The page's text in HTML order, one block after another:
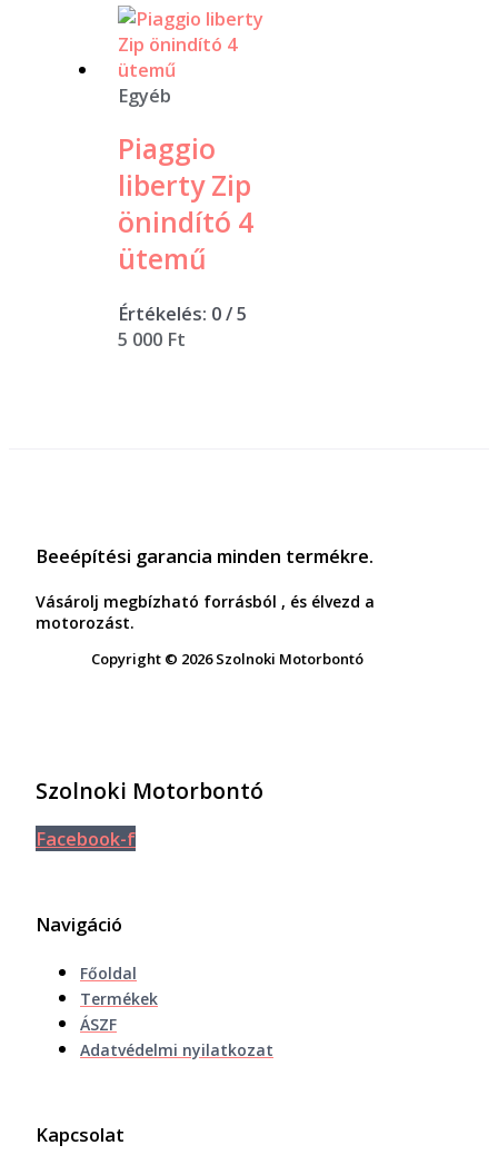
Egyéb
Piaggio
liberty Zip
önindító 4
ütemű
Értékelés: 0/ 5
5 000 Ft
Beeépítési garancia minden termékre.
Vásárolj megbízható forrásból , és élvezd a
motorozást.
Copyright © 2026 Szolnoki Motorbontó
Szolnoki Motorbontó
Facebook-f
Navigáció
Főoldal
Termékek
ÁSZF
Adatvédelmi nyilatkozat
Kapcsolat